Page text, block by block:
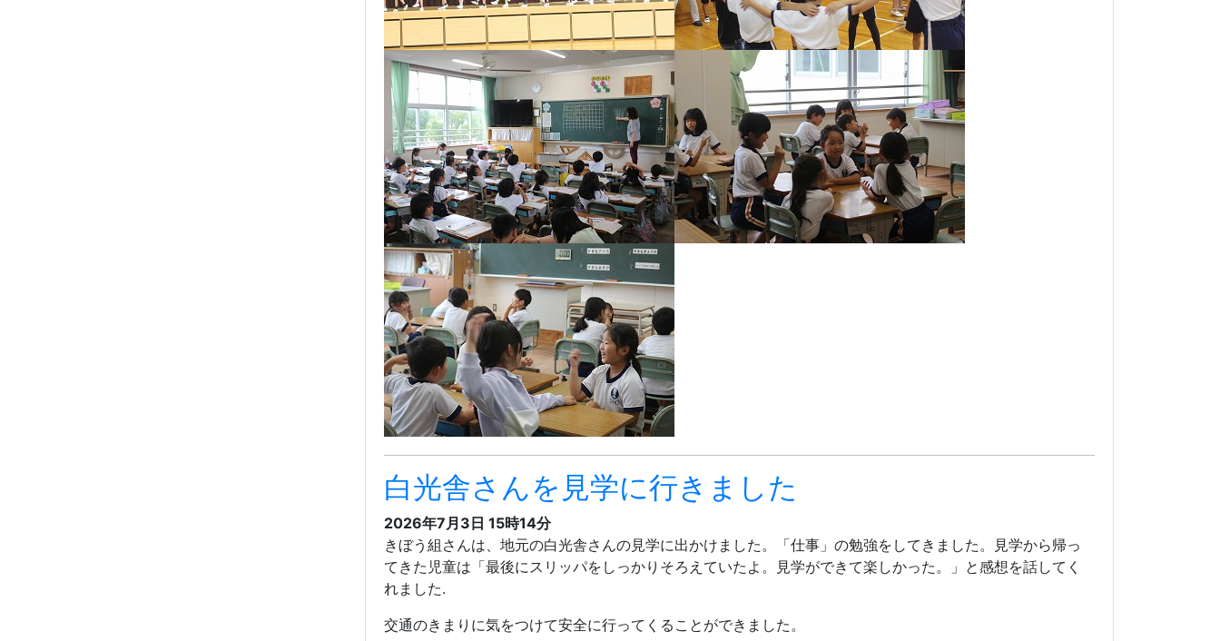
白光舎さんを見学に行きました
2026年7月3日 15時14分
きぼう組さんは、地元の白光舎さんの見学に出かけました。「仕事」の勉強をしてきました。見学から帰っ
てきた児童は「最後にスリッパをしっかりそろえていたよ。見学ができて楽しかった。」と感想を話してく
れました.
交通のきまりに気をつけて安全に行ってくることができました。